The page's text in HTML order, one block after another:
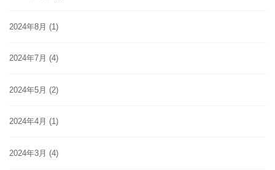
2024年8月 (1)
2024年7月 (4)
2024年5月 (2)
2024年4月 (1)
2024年3月 (4)